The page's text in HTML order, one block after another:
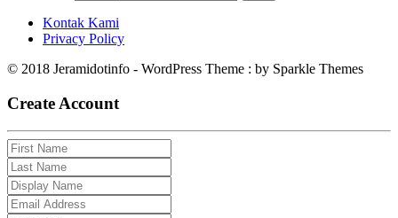
Kontak Kami
Privacy Policy
© 2018 Jeramidotinfo - WordPress Theme : by Sparkle Themes
Create Account